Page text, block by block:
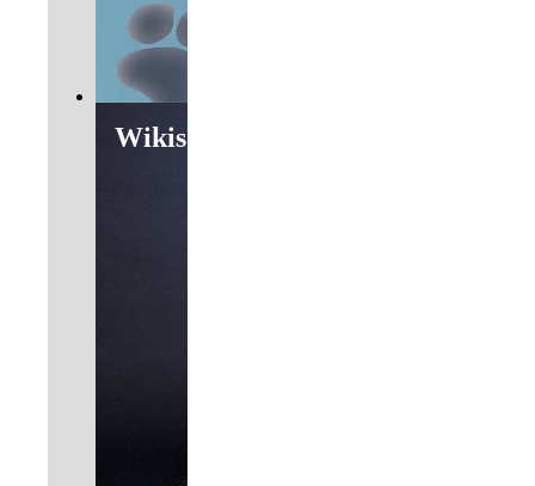
Wikis